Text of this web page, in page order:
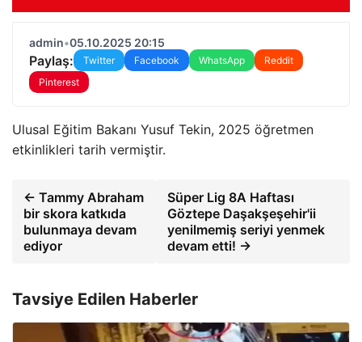
admin•05.10.2025 20:15
Paylaş: Twitter Facebook WhatsApp
Reddit
Pinterest
Ulusal Eğitim Bakanı Yusuf Tekin, 2025 öğretmen
etkinlikleri tarih vermiştir.
← Tammy Abraham
bir skora katkıda
bulunmaya devam
ediyor
Süper Lig 8A Haftası
Göztepe Daşakşeşehir'ii
yenilmemiş seriyi yenmek
devam etti! →
Tavsiye Edilen Haberler